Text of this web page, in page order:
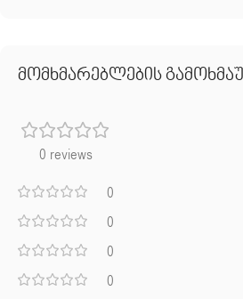
მომხმარებლების
0 reviews
0
0
0
0